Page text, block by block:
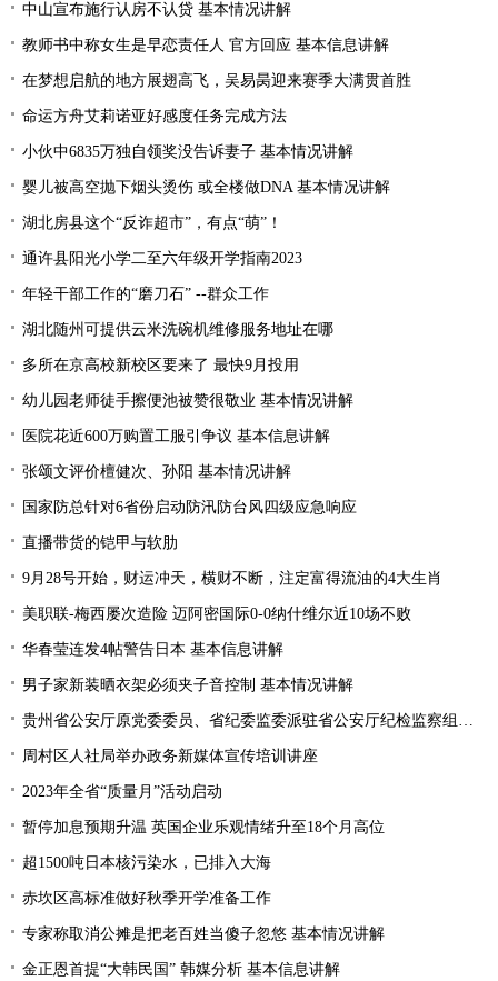
中山宣布施行认房不认贷 基本情况讲解
教师书中称女生是早恋责任人 官方回应 基本信息讲解
在梦想启航的地方展翅高飞，吴易昺迎来赛季大满贯首胜
命运方舟艾莉诺亚好感度任务完成方法
小伙中6835万独自领奖没告诉妻子 基本情况讲解
婴儿被高空抛下烟头烫伤 或全楼做DNA 基本情况讲解
湖北房县这个“反诈超市”，有点“萌”！
通许县阳光小学二至六年级开学指南2023
年轻干部工作的“磨刀石” --群众工作
湖北随州可提供云米洗碗机维修服务地址在哪
多所在京高校新校区要来了 最快9月投用
幼儿园老师徒手擦便池被赞很敬业 基本情况讲解
医院花近600万购置工服引争议 基本信息讲解
张颂文评价檀健次、孙阳 基本情况讲解
国家防总针对6省份启动防汛防台风四级应急响应
直播带货的铠甲与软肋
9月28号开始，财运冲天，横财不断，注定富得流油的4大生肖
美职联-梅西屡次造险 迈阿密国际0-0纳什维尔近10场不败
华春莹连发4帖警告日本 基本信息讲解
男子家新装晒衣架必须夹子音控制 基本情况讲解
贵州省公安厅原党委委员、省纪委监委派驻省公安厅纪检监察组原组长陈罡接受纪律审查和监察调查
周村区人社局举办政务新媒体宣传培训讲座
2023年全省“质量月”活动启动
暂停加息预期升温 英国企业乐观情绪升至18个月高位
超1500吨日本核污染水，已排入大海
赤坎区高标准做好秋季开学准备工作
专家称取消公摊是把老百姓当傻子忽悠 基本情况讲解
金正恩首提“大韩民国” 韩媒分析 基本信息讲解